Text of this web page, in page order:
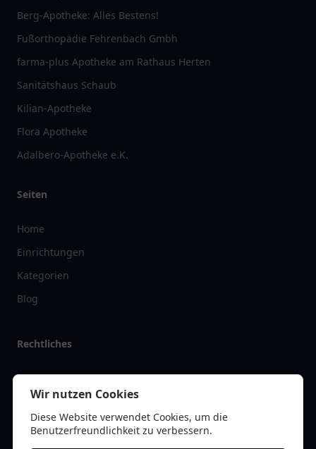
Berg-Apotheke: Alles Bestens!
Fußorthopädie Fehrenbach Gmbh
farma-plus Apotheke am Rathaus Herten
Sanitätshaus Schaub
Kilian-Apotheke
Flora Apotheke
Adalbero-Apotheke e.K.
Seiten
Home
Einrichtungen
Kategorien
Blog
Rechtliches
Impressum
Datenschutz
Kontakt
Wir nutzen Cookies
Diese Website verwendet Cookies, um die
Benutzerfreundlichkeit zu verbessern.